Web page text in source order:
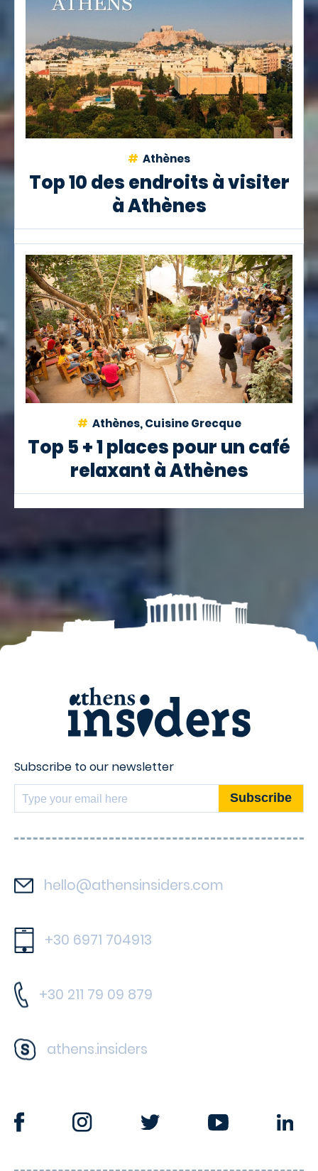
Athènes
Top 10 des endroits à visiter
à Athènes
Athènes, Cuisine Grecque
Top 5 + 1 places pour un café
relaxant à Athènes
Subscribe to our newsletter
hello@athensinsiders.com
+30 6971 704913
+30 211 79 09 879
athens.insiders